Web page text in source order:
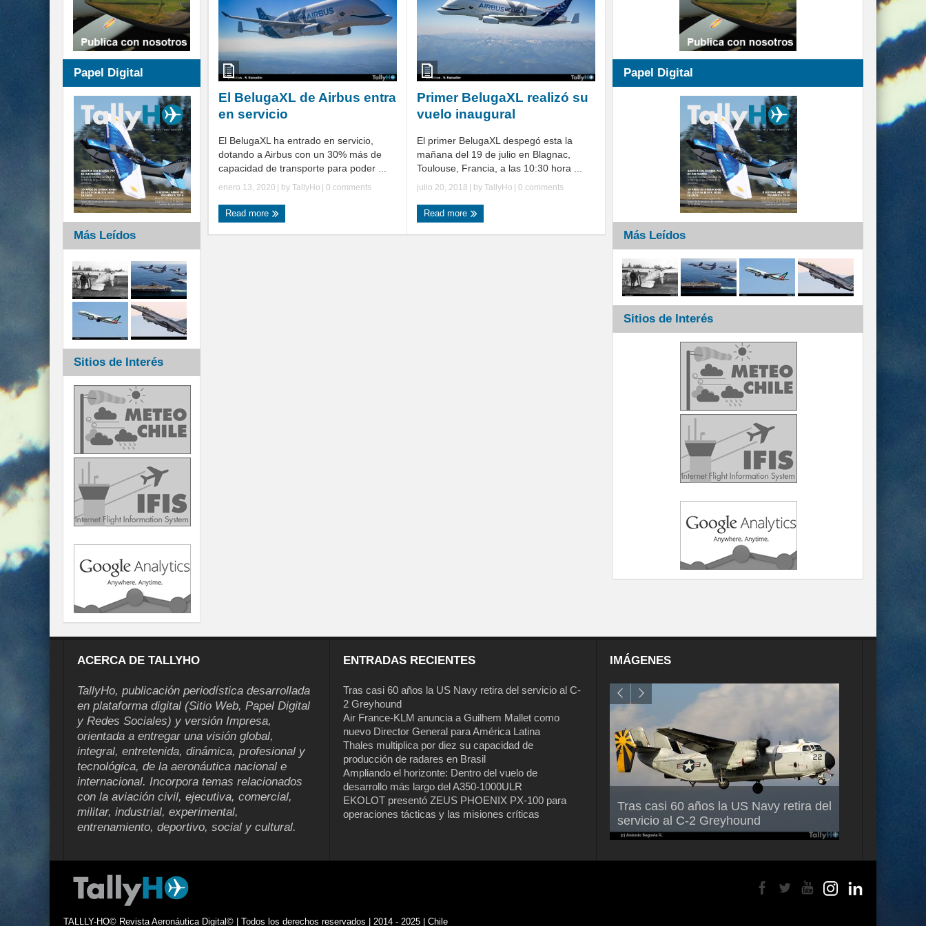
El BelugaXL de Airbus entra
en servicio
El BelugaXL ha entrado en servicio,
dotando a Airbus con un 30% más de
capacidad de transporte para poder ...
enero 13, 2020 | by TallyHo 0 comments
Read more
Primer BelugaXL realizó su
vuelo inaugural
El primer BelugaXL despegó esta la
mañana del 19 de julio en Blagnac,
Toulouse, Francia, a las 10:30 hora ...
julio 20, 2018 | by TallyHo 0 comments
Read more
Papel Digital
Más Leídos
Sitios de Interés
Papel Digital
Más Leídos
Sitios de Interés
ACERCA DE TALLYHO
TallyHo, publicación periodística desarrollada
en plataforma digital (Sitio Web, Papel Digital
y Redes Sociales) y versión Impresa,
orientada a entregar una visión global,
integral, entretenida, dinámica, profesional y
tecnológica, de la aeronáutica nacional e
internacional. Incorpora temas relacionados
con la aviación civil, ejecutiva, comercial,
militar, industrial, experimental,
entrenamiento, deportivo, social y cultural.
ENTRADAS RECIENTES
Tras casi 60 años la US Navy retira del servicio al C-
2 Greyhound
Air France-KLM anuncia a Guilhem Mallet como
nuevo Director General para América Latina
Thales multiplica por diez su capacidad de
producción de radares en Brasil
Ampliando el horizonte: Dentro del vuelo de
desarrollo más largo del A350-1000ULR
EKOLOT presentó ZEUS PHOENIX PX-100 para
operaciones tácticas y las misiones críticas
IMÁGENES
Tras casi 60 años la US Navy retira del
servicio al C-2 Greyhound
Air France-KLM anuncia a Guilhem
Mallet como nuevo Director General
para América Latina
TALLLY-HO© Revista Aeronáutica Digital© | Todos los derechos reservados | 2014 - 2025 | Chile